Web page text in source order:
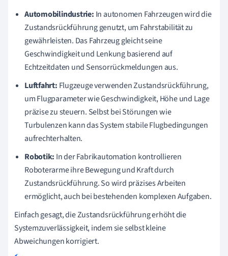
Automobilindustrie: In autonomen Fahrzeugen wird die
Zustandsrückführung genutzt, um Fahrstabilität zu
gewährleisten. Das Fahrzeug gleicht seine
Geschwindigkeit und Lenkung basierend auf
Echtzeitdaten und Sensorrückmeldungen aus.
Luftfahrt: Flugzeuge verwenden Zustandsrückführung,
um Flugparameter wie Geschwindigkeit, Höhe und Lage
präzise zu steuern. Selbst bei Störungen wie
Turbulenzen kann das System stabile Flugbedingungen
aufrechterhalten.
Robotik: In der Fabrikautomation kontrollieren
Roboterarme ihre Bewegung und Kraft durch
Zustandsrückführung. So wird präzises Arbeiten
ermöglicht, auch bei bestehenden komplexen Aufgaben.
Einfach gesagt, die Zustandsrückführung erhöht die
Systemzuverlässigkeit, indem sie selbst kleine
Abweichungen korrigiert.